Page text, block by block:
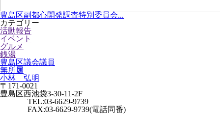
豊島区副都心開発調査特別委員会...
カテゴリー
活動報告
イベント
グルメ
銭湯
豊島区議会議員
無所属
小林 弘明
〒171-0021
豊島区西池袋3-30-11-2F
TEL:03-6629-9739
FAX:03-6629-9739(電話同番)